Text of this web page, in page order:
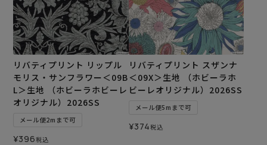
リバティプリント リップル
モリス・サンフラワー＜09B
L＞生地 （ホビーラホビーレ
オリジナル）2026SS
メール便2mまで可
¥396税込
リバティプリント スザンナ
＜09X＞生地 （ホビーラホ
ビーレオリジナル）2026SS
メール便5mまで可
¥374税込